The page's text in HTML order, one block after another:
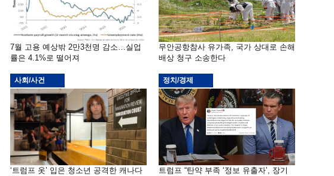
7월 고용 예상밖 2만3천명 감소…실업
률은 4.1%로 떨어져
무안공항참사 유가족, 국가 상대로 손해
배상 청구 소송한다
사회/사건
‘트럼프 옷’ 입은 청소년 공격한 캐나다
정치/경제
트럼프 “탄약 부족 ‘정보 유출자’, 장기